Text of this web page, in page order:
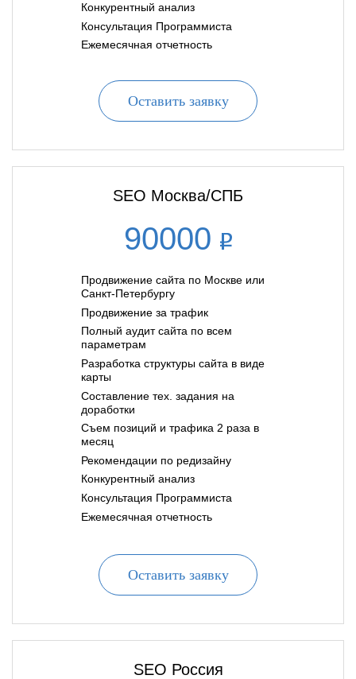
Конкурентный анализ
Консультация Программиста
Ежемесячная отчетность
Оставить заявку
SEO Москва/СПБ
90000
Продвижение сайта по Москве или
Санкт-Петербургу
Продвижение за трафик
Полный аудит сайта по всем
параметрам
Разработка структуры сайта в виде
карты
Составление тех. задания на
доработки
Съем позиций и трафика 2 раза в
месяц
Рекомендации по редизайну
Конкурентный анализ
Консультация Программиста
Ежемесячная отчетность
Оставить заявку
SEO Россия